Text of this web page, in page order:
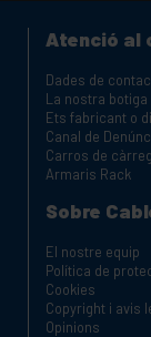
Atenció al
Dades de
La nostra botiga
Ets fabricant o
Canal de
Carros de
Armaris Rack
Sobre
El nostre equip
Política de
Cookies
Copyright i avis
Opinions